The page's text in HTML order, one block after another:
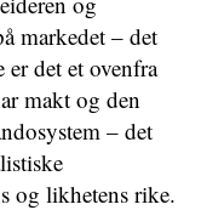
markedet – det
det et ovenfra
makt og den
– det
og likhetens rike.